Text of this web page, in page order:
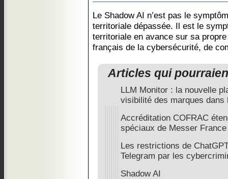
Le Shadow AI n’est pas le
territoriale dépassée. Il est le
territoriale en avance sur sa
français de la cybersécurité, de
Articles qui
LLM Monitor : la nouvelle
visibilité des marques
Accréditation COFRAC
spéciaux de Messer France
Les restrictions de
Telegram par les
Shadow AI